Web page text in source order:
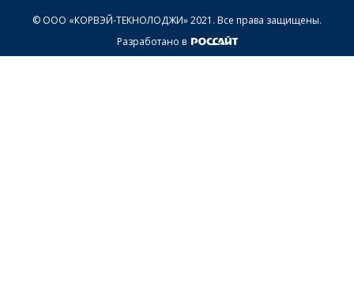
© ООО «КОРВЭЙ-ТЕКНОЛОДЖИ» 2021. Все права защищены.
Разработано в